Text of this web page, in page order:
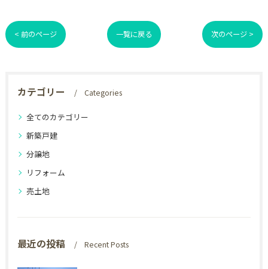
< 前のページ 一覧に戻る 次のページ >
カテゴリー Categories
全てのカテゴリー
新築戸建
分譲地
リフォーム
売土地
最近の投稿 Recent Posts